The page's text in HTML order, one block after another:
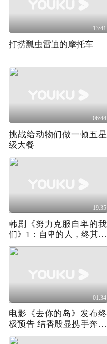
13:41
打捞瓢虫雷迪的摩托车
06:44
挑战给动物们做一顿五星
级大餐
19:35
韩剧《努力克服自卑的我
们》1：自卑的人，终其一
生都在等一个懂自己的
人！
01:34
电影《去你的岛》发布终
极预告 结香殷显携手奔赴
幻境尽头